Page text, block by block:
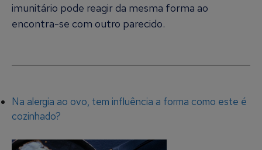
imunitário pode reagir da mesma forma ao
encontra-se com outro parecido.
Na alergia ao ovo, tem influência a forma como este é
cozinhado?